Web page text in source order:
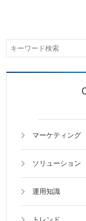
マーケティング
ソリューション
運用知識